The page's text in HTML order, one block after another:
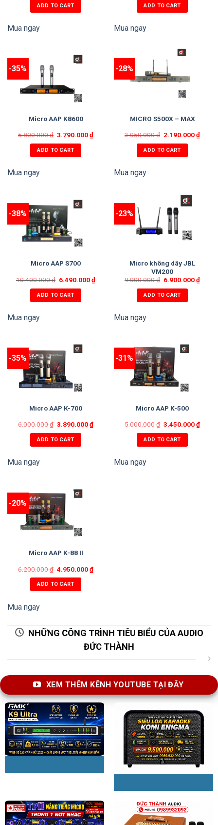
ADD TO CART
Mua ngay
ADD TO CART
Mua ngay
-35%
Micro AAP K8600
5.800.000₫ 3.790.000₫
ADD TO CART
Mua ngay
-28%
MICRO S500X – MAX
3.050.000₫ 2.190.000₫
ADD TO CART
Mua ngay
-38%
Micro AAP S700
10.400.000₫ 6.490.000₫
ADD TO CART
Mua ngay
-23%
Micro không dây JBL
VM200
9.000.000₫ 6.900.000₫
ADD TO CART
Mua ngay
-35%
Micro AAP K-700
6.000.000₫ 3.890.000₫
ADD TO CART
Mua ngay
-31%
Micro AAP K-500
5.000.000₫ 3.450.000₫
ADD TO CART
Mua ngay
-20%
Micro AAP K-88 II
6.200.000₫ 4.950.000₫
ADD TO CART
Mua ngay
NHỮNG CÔNG TRÌNH TIÊU BIỂU CỦA AUDIO
ĐỨC THÀNH
XEM THÊM KÊNH YOUTUBE TẠI ĐÂY